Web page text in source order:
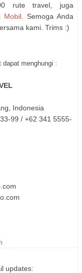
rute travel, juga
Mobil . Semoga Anda
kami. Trims :)
menghungi :
Indonesia
99 / +62 341 5555-
updates: